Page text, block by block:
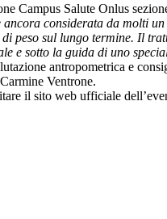
Campus Salute Onlus
ancora considerata da molti
sul lungo termine. Il
e sotto la guida di uno
antropometrica e
Ventrone.
il sito web ufficiale